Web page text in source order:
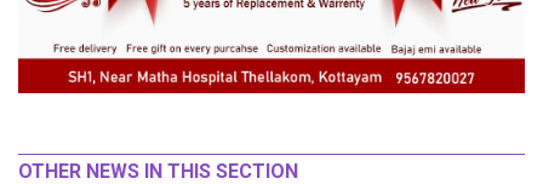
OTHER NEWS IN THIS SECTION